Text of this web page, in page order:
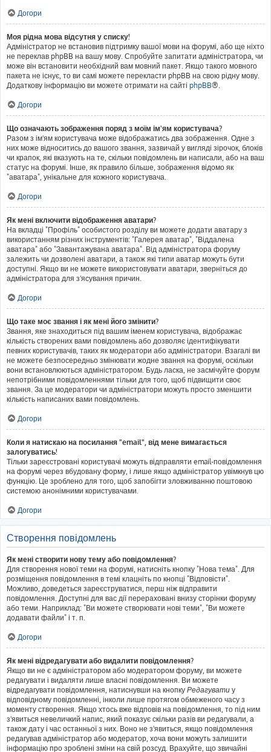
Догори
Моя рідна мова відсутня у списку!
Адміністратор не встановив підтримку вашої мови на форумі, або ще ніхто
не переклав phpBB на вашу мову. Спробуйте запитати адміністратора, чи
може він встановити необхідний вам мовний пакет. Якщо такого мовного
пакета не існує, то ви самі можете перекласти phpBB на свою рідну мову.
Додаткову інформацію ви можете отримати на сайті phpBB®.
Догори
Що означають зображення поряд з моїм ім'ям користувача?
Разом з ім'ям користувача може відображатись два зображення. Одне з
них може відноситись до вашого звання, зазвичай у вигляді зірочок, блоків
чи крапок, які вказують на те, скільки повідомлень ви написали, або на ваш
статус на форумі. Інше, як правило більше, зображення відомо як
"аватара", унікальне для кожного користувача.
Догори
Як мені включити відображення аватари?
На вкладці "Профіль" особистого розділу ви можете додати аватару з
використанням різних інструментів: "Галерея аватар", "Віддалена
аватара" або "Завантажувана аватара". Від адміністратора форуму
залежить чи дозволені аватари, а також які типи аватар можуть бути
доступні. Якщо ви не можете використовувати аватари, зверніться до
адміністратора для з'ясування причин.
Догори
Що таке моє звання і як мені його змінити?
Звання, яке знаходиться під вашим іменем користувача, відображає
кількість створених вами повідомлень або дозволяє ідентифікувати
певних користувачів, таких як модератори або адміністратори. Взагалі ви
не можете безпосередньо змінювати жодне звання на форумі, оскільки
вони встановлюються адміністратором. Будь ласка, не засмічуйте форум
непотрібними повідомленнями тільки для того, щоб підвищити своє
звання. За це модератори чи адміністратори можуть просто зменшити
кількість написаних вами повідомлень.
Догори
Коли я натискаю на посилання "email", від мене вимагається
залогуватись!
Тільки зареєстровані користувачі можуть відправляти email-повідомлення
на форумі через вбудовану форму, і лише якщо адміністратор увімкнув цю
функцію. Це зроблено для того, щоб запобігти зловживанню поштовою
системою анонімними користувачами.
Догори
Створення повідомлень
Як мені створити нову тему або повідомлення?
Для створення нової теми на форумі, натисніть кнопку "Нова тема". Для
розміщення повідомлення в темі клацніть по кнопці "Відповісти".
Можливо, доведеться зареєструватися, перш ніж відправити
повідомлення. Доступні для вас дії перераховані внизу сторінки форуму
або теми. Наприклад: "Ви можете створювати нові теми", "Ви можете
додавати файли" і т. п.
Догори
Як мені відредагувати або видалити повідомлення?
Якщо ви не є адміністратором або модератором форуму, ви можете
редагувати і видаляти лише власні повідомлення. Ви можете
відредагувати повідомлення, натиснувши на кнопку Редагувати у
відповідному повідомленні, інколи лише протягом обмеженого часу з
моменту створення. Якщо хтось вже відповів на повідомлення, то під ним
з'явиться невеличкий напис, який показує скільки разів ви редагували, а
також дату і час останньої з них. Воно не з'явиться, якщо повідомлення
редагував адміністратор або модератор, хоча вони можуть залишити
інформацію про зроблені зміни на свій розсуд. Врахуйте, що звичайні